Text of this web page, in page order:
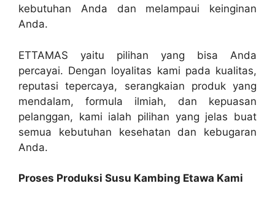
kebutuhan Anda dan melampaui keinginan
Anda.
ETTAMAS yaitu pilihan yang bisa Anda
percayai. Dengan loyalitas kami pada kualitas,
reputasi tepercaya, serangkaian produk yang
mendalam, formula ilmiah, dan kepuasan
pelanggan, kami ialah pilihan yang jelas buat
semua kebutuhan kesehatan dan kebugaran
Anda.
Proses Produksi Susu Kambing Etawa Kami